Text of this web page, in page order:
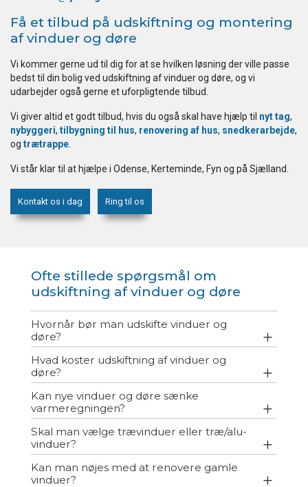
Få et tilbud på udskiftning og montering
af vinduer og døre
Vi kommer gerne ud til dig for at se hvilken løsning der ville passe
bedst til din bolig ved udskiftning af vinduer og døre, og vi
udarbejder også gerne et uforpligtende tilbud.
Vi giver altid et godt tilbud, hvis du også skal have hjælp til nyt tag,
nybyggeri, tilbygning til hus, renovering af hus, snedkerarbejde,
og trætrappe
Vi står klar til at hjælpe i Odense, Kerteminde, Fyn og på Sjælland.
Kontakt os i dag Ring til os
Ofte stillede spørgsmål om
udskiftning af vinduer og døre
Hvornår bør man udskifte vinduer og
døre?
Hvad koster udskiftning af vinduer og
døre?
Kan nye vinduer og døre sænke
varmeregningen?
Skal man vælge trævinduer eller træ/alu-
vinduer?
Kan man nøjes med at renovere gamle
vinduer?